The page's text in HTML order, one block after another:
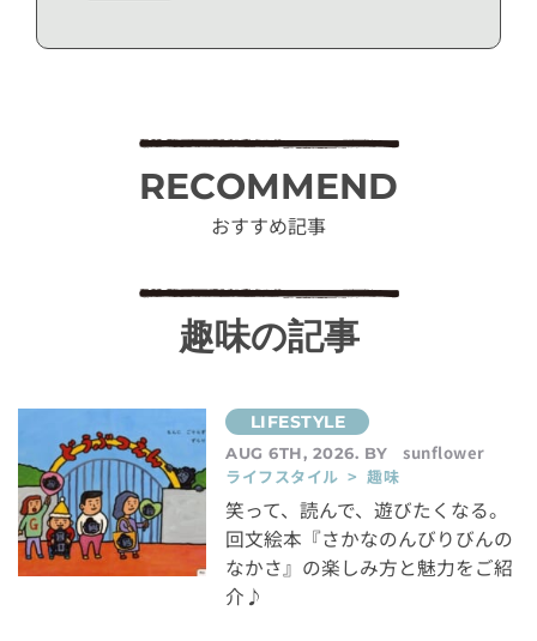
RECOMMEND
おすすめ記事
趣味の記事
AUG 6TH, 2026. BY
sunflower
ライフスタイル > 趣味
笑って、読んで、遊びたくなる。
回文絵本『さかなのんびりびんの
なかさ』の楽しみ方と魅力をご紹
介♪